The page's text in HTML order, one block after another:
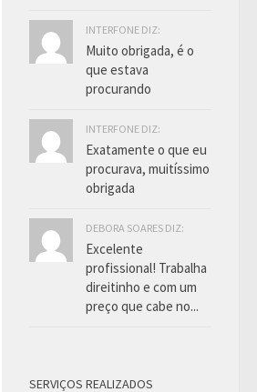
INTERFONE DIZ:
Muito obrigada, é o
que estava
procurando
INTERFONE DIZ:
Exatamente o que eu
procurava, muitíssimo
obrigada
DEBORA SOARES DIZ:
Excelente
profissional! Trabalha
direitinho e com um
preço que cabe no...
SERVIÇOS REALIZADOS